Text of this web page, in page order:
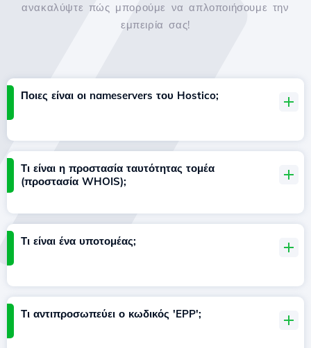
ανακαλύψτε πώς μπορούμε να απλοποιήσουμε την
εμπειρία σας!
Ποιες είναι οι nameservers του Hostico;
Τι είναι η προστασία ταυτότητας τομέα
(προστασία WHOIS);
Τι είναι ένα υποτομέας;
Τι αντιπροσωπεύει ο κωδικός 'EPP';